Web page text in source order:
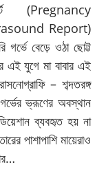
(Pregnancy
Report)
বেড়ে ওঠা ছোট্ট
যুগে মা বাবার এই
– শব্দতরঙ্গ
গর্ভের ভ্রূণের অবস্থান
ব্যবহৃত হয় না
পাশাপাশি মায়েরাও